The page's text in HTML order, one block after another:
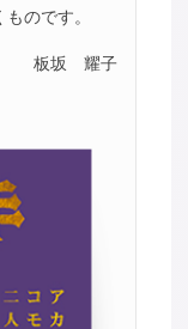
のです。
板坂 耀子